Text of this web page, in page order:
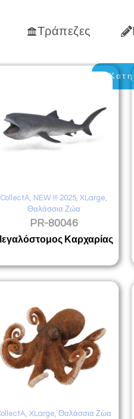
Τράπεζες
CollectA, NEW !!! 2025, XLarge,
Θαλάσσια Ζώα
PR-80046
Καρχαρίας
, XLarge, Θαλάσσια Ζώα